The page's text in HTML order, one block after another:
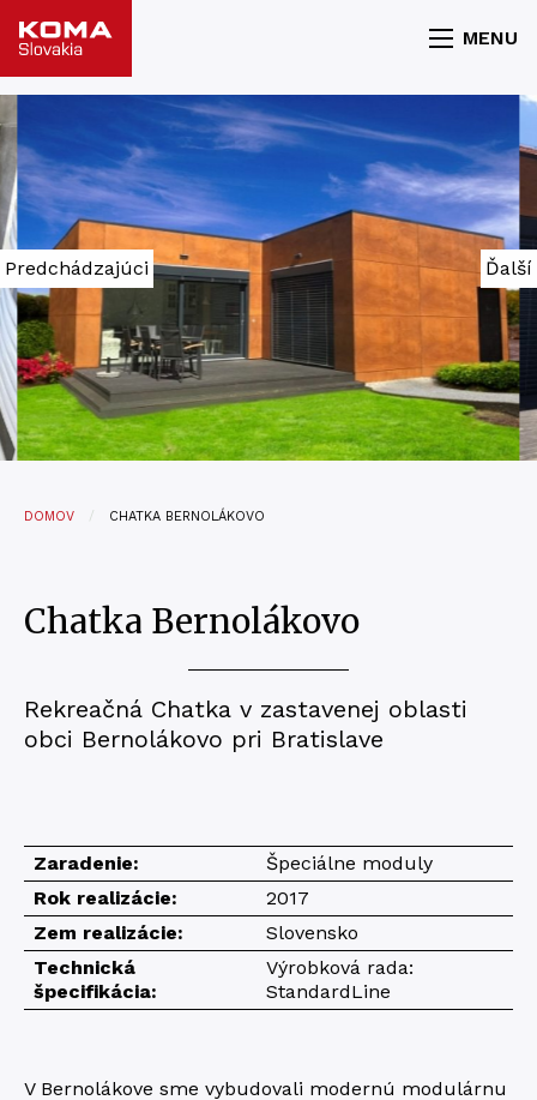
MENU
Predchádzajúci Ďalší
DOMOV CHATKA BERNOLÁKOVO
Chatka Bernolákovo
Rekreačná Chatka v zastavenej oblasti
obci Bernolákovo pri Bratislave
Zaradenie:
Špeciálne moduly
Rok realizácie:
2017
Zem realizácie:
Slovensko
Technická
špecifikácia:
Výrobková rada:
StandardLine
V Bernolákove sme vybu­do­va­li modernú modu­lár­nu